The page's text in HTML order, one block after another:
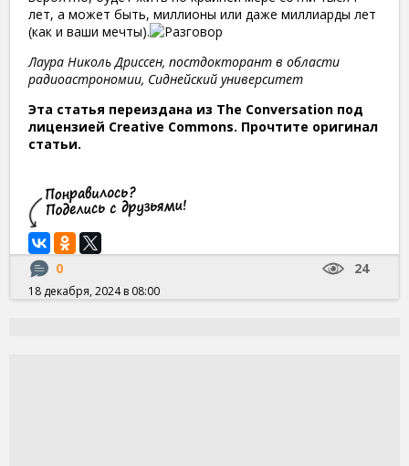
лет, а может быть, миллионы или даже миллиарды лет
(как и ваши мечты).
Лаура Николь Дриссен, постдокторант в области
радиоастрономии, Сиднейский университет
Эта статья переиздана из The Conversation под
лицензией Creative Commons. Прочтите оригинал
статьи.
0 24
18 декабря, 2024 в 08:00